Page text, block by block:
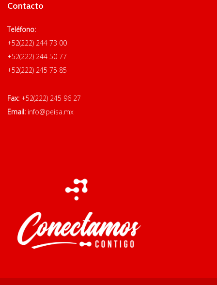
Contacto
Teléfono:
+52(222) 244 73 00
+52(222) 244 50 77
+52(222) 245 75 85
Fax: +52(222) 245 96 27
Email: info@peisa.mx